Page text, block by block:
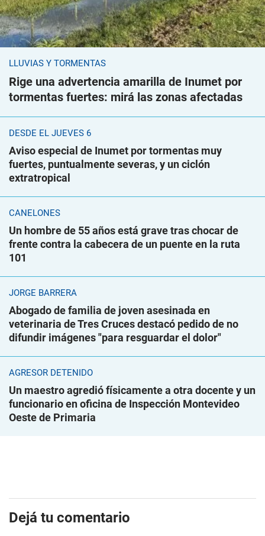
LLUVIAS Y TORMENTAS
Rige una advertencia amarilla de Inumet por
tormentas fuertes: mirá las zonas afectadas
DESDE EL JUEVES 6
Aviso especial de Inumet por tormentas muy
fuertes, puntualmente severas, y un ciclón
extratropical
CANELONES
Un hombre de 55 años está grave tras chocar de
frente contra la cabecera de un puente en la ruta
101
JORGE BARRERA
Abogado de familia de joven asesinada en
veterinaria de Tres Cruces destacó pedido de no
difundir imágenes "para resguardar el dolor"
AGRESOR DETENIDO
Un maestro agredió físicamente a otra docente y un
funcionario en oficina de Inspección Montevideo
Oeste de Primaria
Dejá tu comentario